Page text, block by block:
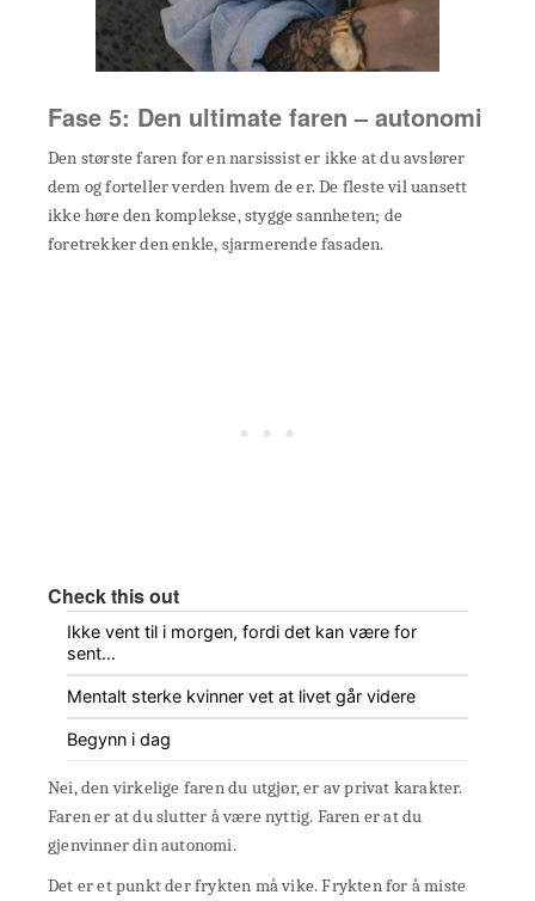
Fase 5: Den ultimate faren – autonomi
Den største faren for en narsissist er ikke at du avslører
dem og forteller verden hvem de er. De fleste vil uansett
ikke høre den komplekse, stygge sannheten; de
foretrekker den enkle, sjarmerende fasaden.
Check this out
Ikke vent til i morgen, fordi det kan være for
sent…
Mentalt sterke kvinner vet at livet går videre
Begynn i dag
Nei, den virkelige faren du utgjør, er av privat karakter.
Faren er at du slutter å være nyttig. Faren er at du
gjenvinner din autonomi.
Det er et punkt der frykten må vike. Frykten for å miste